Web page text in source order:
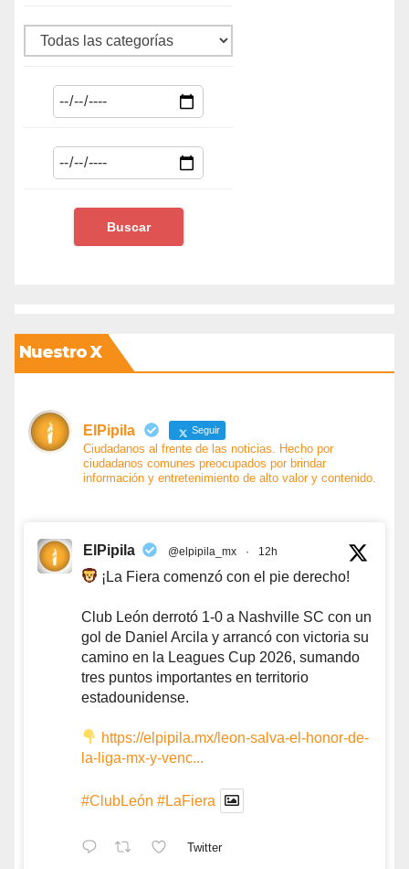
Nuestro X
ElPipila Seguir
Ciudadanos al frente de las noticias. Hecho por
ciudadanos comunes preocupados por brindar
información y entretenimiento de alto valor y contenido.
ElPipila @elpipila_mx · 12h
¡La Fiera comenzó con el pie derecho!
Club León derrotó 1-0 a Nashville SC con un
gol de Daniel Arcila y arrancó con victoria su
camino en la Leagues Cup 2026, sumando
tres puntos importantes en territorio
estadounidense.
https://elpipila.mx/leon-salva-el-honor-de-
la-liga-mx-y-venc...
#ClubLeón #LaFiera
Twitter